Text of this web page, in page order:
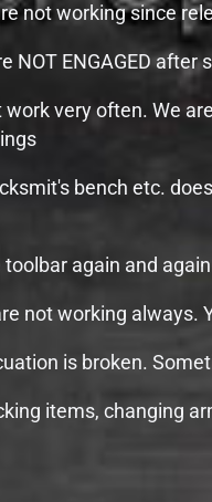
not working since
NOT ENGAGED
work very often. We
bench etc.
again and
not working always.
is broken.
items, changing